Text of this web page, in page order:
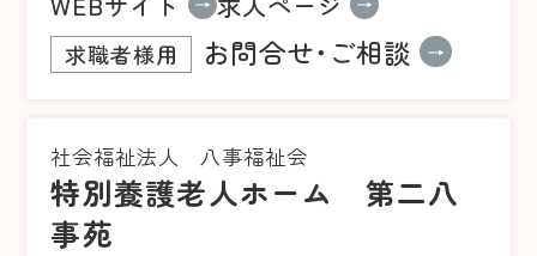
求職者様用 お問合せ･ご相談
社会福祉法人 八事福祉会
特別養護老人ホーム 第二八
事苑